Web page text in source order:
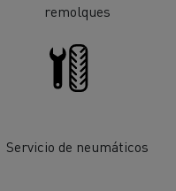
remolques
Servicio de neumáticos